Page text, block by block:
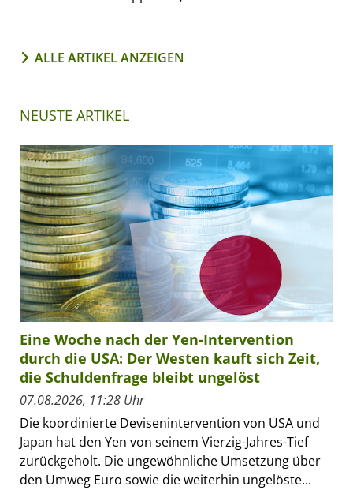
ALLE ARTIKEL ANZEIGEN
NEUSTE ARTIKEL
Eine Woche nach der Yen-Intervention
durch die USA: Der Westen kauft sich Zeit,
die Schuldenfrage bleibt ungelöst
07.08.2026, 11:28 Uhr
Die koordinierte Devisenintervention von USA und
Japan hat den Yen von seinem Vierzig-Jahres-Tief
zurückgeholt. Die ungewöhnliche Umsetzung über
den Umweg Euro sowie die weiterhin ungelöste...